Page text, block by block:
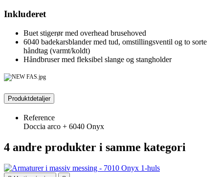
Inkluderet
Buet stigerør med overhead brusehoved
6040 badekarsblander med tud, omstillingsventil og to sorte
håndtag (varmt/koldt)
Håndbruser med fleksibel slange og stangholder
Produktdetaljer
Reference
Doccia arco + 6040 Onyx
4 andre produkter i samme kategori